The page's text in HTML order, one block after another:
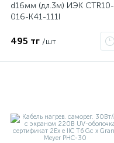
d16мм (дл.3м) ИЭК CTR10-
016-K41-111I
495 тг /шт